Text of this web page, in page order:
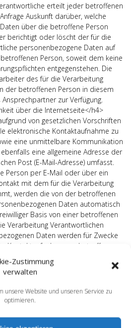
Zustimmung
verwalten
unsere Website und unseren Service zu
optimieren.
erteilt jeder betroffenen
Auskunft darüber, welche
über die betroffene Person
berichtigt oder löscht der für die
personenbezogene Daten auf
Person, soweit dem keine
entgegenstehen. Die
des für die Verarbeitung
der betroffenen Person in diesem
zur Verfügung.
über die Internetseite</h4>
von gesetzlichen Vorschriften
elektronische Kontaktaufnahme zu
eine unmittelbare Kommunikation
eine allgemeine Adresse der
Post (E-Mail-Adresse) umfasst.
Person per E-Mail oder über ein
mit dem für die Verarbeitung
werden die von der betroffenen
Daten automatisch
Basis von einer betroffenen
Verarbeitung Verantwortlichen
Daten werden für Zwecke
Kontaktaufnahme zur betroffenen
erfolgt keine Weitergabe dieser
Daten an Dritte.
im Blog auf der Internetseite</h4>
auf einem Blog, der sich auf der
Verantwortlichen befindet,
Blog ist ein auf einer Internetseite